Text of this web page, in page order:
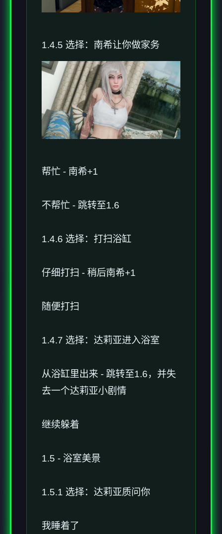
1.4.5 选择：南希让你做家务
帮忙 - 南希+1
不帮忙 - 跳转至1.6
1.4.6 选择：打扫浴缸
仔细打扫 - 稍后南希+1
随便打扫
1.4.7 选择：达莉亚进入浴室
从浴缸里出来 - 跳转至1.6，并失
去一个达莉亚小剧情
继续躲着
1.5 - 浴室美景
1.5.1 选择：达莉亚质问你
我睡着了